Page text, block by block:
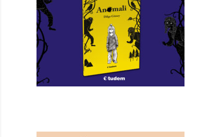
bir rehbere ihtiyacı var ve bu şanslı kahramanımız da
Rincewind adlı heyecanlı, uçuk ve okuldan atılmış
başarısız bir sihirbaz. Rincewind, hiç görmediği kadar
altına sahip olan ve yeni geldiği bu şehirde ne kadar
zengin olduğunun farkına varmayıp adeta çevresine
para saçan İkiçiçek’in bir ahmak olduğunu düşünse de,
macerada yanlarında olan ilginç bir kahramanımız